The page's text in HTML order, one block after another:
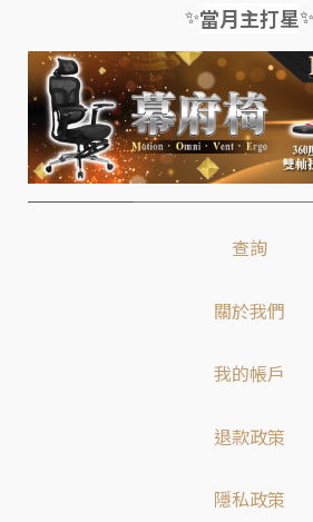
✨當月主打星✨
查詢
關於我們
我的帳戶
退款政策
隱私政策